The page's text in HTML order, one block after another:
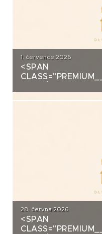
1. července 2026
<SPAN
28. června 2026
<SPAN